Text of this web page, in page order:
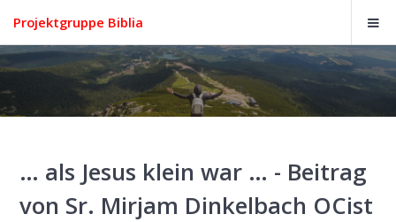
… als Jesus klein war … - Beitrag
von Sr. Mirjam Dinkelbach OCist
Projektgruppe Biblia